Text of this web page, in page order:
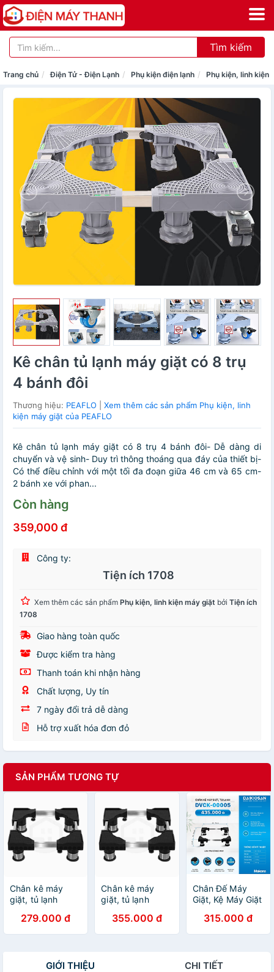
Tìm kiếm
Trang chủ Điện Tử - Điện Lạnh Phụ kiện điện lạnh Phụ kiện, linh kiện
Kê chân tủ lạnh máy giặt có 8 trụ
4 bánh đôi
Thương hiệu: PEAFLO
Xem thêm các sản phẩm Phụ kiện, linh
kiện máy giặt của PEAFLO
Kê chân tủ lạnh máy giặt có 8 trụ 4 bánh đôi- Dễ dàng di
chuyển và vệ sinh- Duy trì thông thoáng qua đáy của thiết bị-
Có thể điều chỉnh với một tối đa đoạn giữa 46 cm và 65 cm-
2 bánh xe với phan...
Còn hàng
359,000 đ
Công ty:
Tiện ích 1708
Xem thêm các sản phẩm Phụ kiện, linh kiện máy giặt bởi Tiện ích
1708
Giao hàng toàn quốc
Được kiểm tra hàng
Thanh toán khi nhận hàng
Chất lượng, Uy tín
7 ngày đổi trả dễ dàng
Hỗ trợ xuất hóa đơn đỏ
SẢN PHẨM TƯƠNG TỰ
Chân kê máy
giặt, tủ lạnh
thước 45-61cm
dùng cho máy
Hàng chính hãng
279.000 đ
Chân kê máy
giặt, tủ lạnh
thước 54-70cm
dùng cho máy
355.000 đ
Chân Đế Máy
Giặt, Kệ Máy Giặt
Daikiosan Có Thể
Điều Chỉnh Kích
- Hàng Chính
315.000 đ
GIỚI THIỆU CHI TIẾT